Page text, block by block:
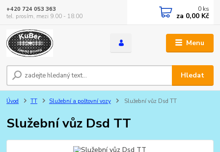
Menu
Hledat
+420 724 053 363
tel. prosím, mezi 9.00 - 18.00
0 ks
za 0,00 Kč
Úvod TT Služební a poštovní vozy Služební vůz Dsd TT
Služební vůz Dsd TT